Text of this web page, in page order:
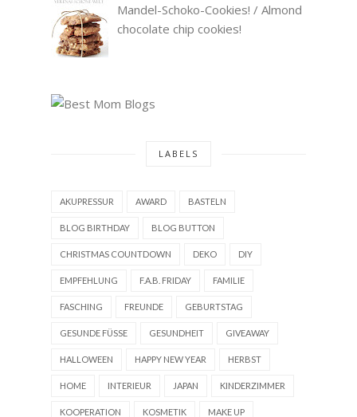
Mandel-Schoko-Cookies! / Almond
chocolate chip cookies!
LABELS
AKUPRESSUR AWARD BASTELN
BLOG BIRTHDAY BLOG BUTTON
CHRISTMAS COUNTDOWN DEKO DIY
EMPFEHLUNG F.A.B. FRIDAY FAMILIE
FASCHING FREUNDE GEBURTSTAG
GESUNDE FÜSSE GESUNDHEIT GIVEAWAY
HALLOWEEN HAPPY NEW YEAR HERBST
HOME INTERIEUR JAPAN KINDERZIMMER
KOOPERATION KOSMETIK MAKE UP